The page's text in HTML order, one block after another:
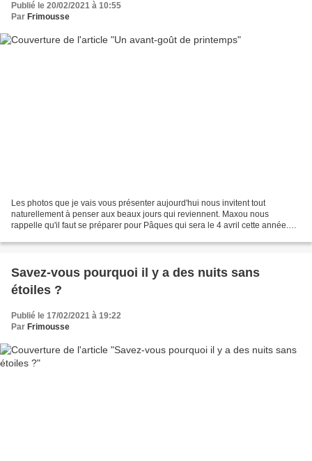
Publié le 20/02/2021 à 10:55
Par Frimousse
Les photos que je vais vous présenter aujourd'hui nous invitent tout
naturellement à penser aux beaux jours qui reviennent. Maxou nous
rappelle qu'il faut se préparer pour Pâques qui sera le 4 avril cette année.
Savez-vous pourquoi il y a des nuits sans
étoiles ?
Publié le 17/02/2021 à 19:22
Par Frimousse